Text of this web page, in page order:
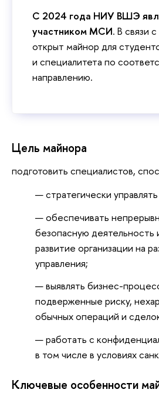
С 2024 года НИУ ВШЭ
участником МСИ. В связи
открыт майнор для
и специалитета по
направлению.
Цель майнора
подготовить специалистов,
стратегически
обеспечивать
безопасную деятельность
развитие организации на
управления;
выявлять бизнес-
подверженные риску,
обычных операций и
работать с
в том числе в условиях
Ключевые особенности